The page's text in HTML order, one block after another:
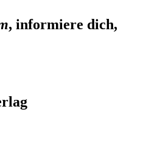
, informiere dich,